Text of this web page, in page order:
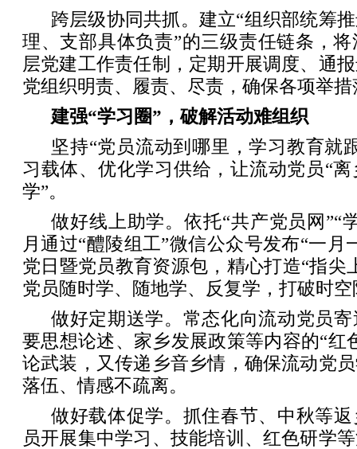
跨层级协同共抓。建立“组织部统筹
理、支部具体负责”的三级责任链条，
层党建工作责任制，定期开展调度、通
党组织明责、履责、尽责，确保各项举
建强“学习圈”，破解活动难组织
坚持“党员流动到哪里，学习教育就
习载体、优化学习供给，让流动党员“
学”。
做好线上助学。依托“共产党员网”“
月通过“醴陵组工”微信公众号发布“一月
党日暨党员教育资源包，精心打造“指尖
党员随时学、随地学、反复学，打破时
做好定期送学。常态化向流动党员
要思想论述、家乡发展政策等内容的“红
论武装，又传递乡音乡情，确保流动党
落伍、情感不疏离。
做好载体促学。抓住春节、中秋等
员开展集中学习、技能培训、红色研学